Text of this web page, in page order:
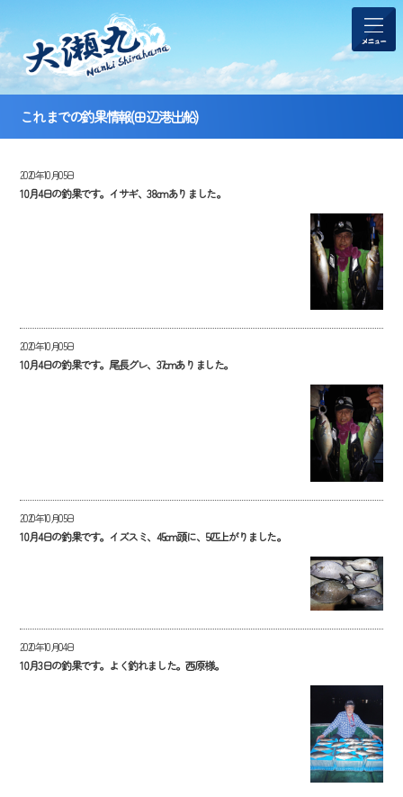
これまでの釣果情報(田辺港出船)
2020年10月05日
10月4日の釣果です。イサギ、38cmありました。
2020年10月05日
10月4日の釣果です。尾長グレ、37cmありました。
2020年10月05日
10月4日の釣果です。イズスミ、45cm頭に、5匹上がりました。
2020年10月04日
10月3日の釣果です。よく釣れました。西原様。